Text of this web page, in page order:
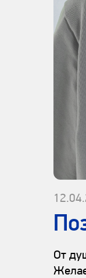
От